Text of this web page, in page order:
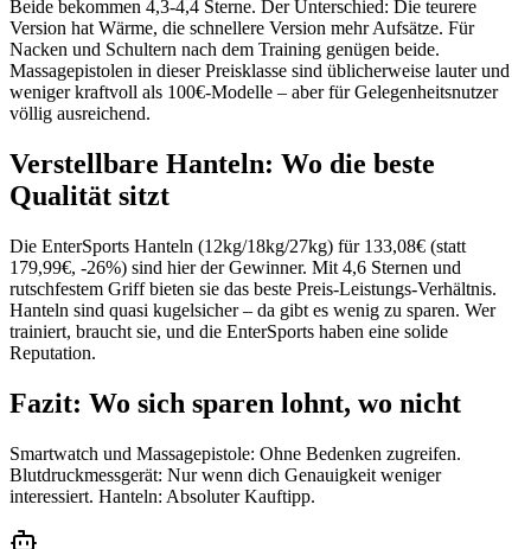
Beide bekommen 4,3-4,4 Sterne. Der Unterschied: Die teurere
Version hat Wärme, die schnellere Version mehr Aufsätze. Für
Nacken und Schultern nach dem Training genügen beide.
Massagepistolen in dieser Preisklasse sind üblicherweise lauter und
weniger kraftvoll als 100€-Modelle – aber für Gelegenheitsnutzer
völlig ausreichend.
Verstellbare Hanteln: Wo die beste
Qualität sitzt
Die EnterSports Hanteln (12kg/18kg/27kg) für 133,08€ (statt
179,99€, -26%) sind hier der Gewinner. Mit 4,6 Sternen und
rutschfestem Griff bieten sie das beste Preis-Leistungs-Verhältnis.
Hanteln sind quasi kugelsicher – da gibt es wenig zu sparen. Wer
trainiert, braucht sie, und die EnterSports haben eine solide
Reputation.
Fazit: Wo sich sparen lohnt, wo nicht
Smartwatch und Massagepistole: Ohne Bedenken zugreifen.
Blutdruckmessgerät: Nur wenn dich Genauigkeit weniger
interessiert. Hanteln: Absoluter Kauftipp.